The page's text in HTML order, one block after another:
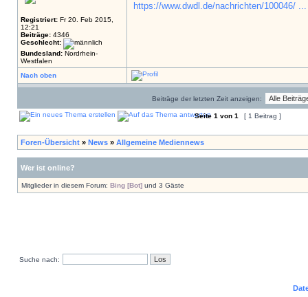
Registriert: Fr 20. Feb 2015,
12:21
Beiträge: 4346
Geschlecht:
Bundesland: Nordrhein-
Westfalen
https://www.dwdl.de/nachrichten/100046/
Nach oben
Beiträge der letzten Zeit anzeigen:
Seite 1 von 1 [ 1 Beitrag ]
Foren-Übersicht » News » Allgemeine Mediennews
Wer ist online?
Mitglieder in diesem Forum: Bing [Bot] und 3 Gäste
Suche nach: